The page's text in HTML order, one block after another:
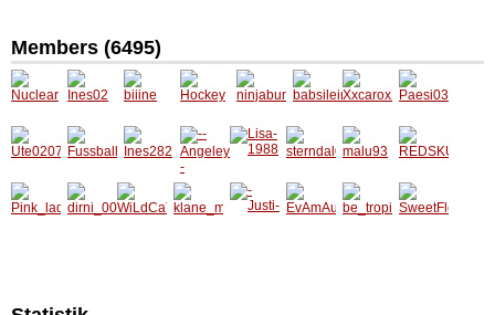
Members (6495)
Nuclear Ines02 biiine Hockey
ninjabu
nny18
babsilei
n28
Xxcaro
xX
Paesi0
305
Ute020
7
Fussbal
lgott92
Ines282
--
Angele
yes--
Lisa-
1988
sternda
l01
malu93
REDSK
ULL